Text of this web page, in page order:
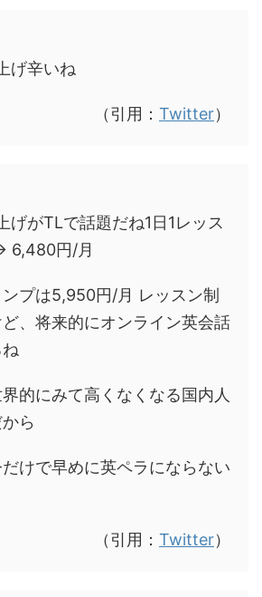
げ辛いね
（引用： Twitter）
げがTLで話題だね1日1レッス
6,480円/月
プは5,950円/月 レッスン制
、将来的にオンライン英会話
的にみて高くなくなる国内人
ら
けで早めに英ペラにならない
（引用： Twitter）